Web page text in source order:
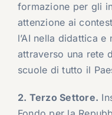
formazione per gli
attenzione ai
l’AI nella didattica
attraverso una rete
scuole di tutto il
2. Terzo Settore.